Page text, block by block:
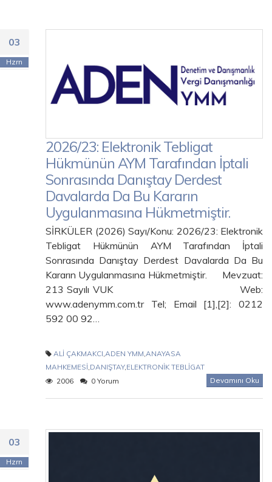
03
Hzrn
2026/23: Elektronik Tebligat
Hükmünün AYM Tarafından İptali
Sonrasında Danıştay Derdest
Davalarda Da Bu Kararın
Uygulanmasına Hükmetmiştir.
SİRKÜLER (2026) Sayı/Konu: 2026/23: Elektronik
Tebligat Hükmünün AYM Tarafından İptali
Sonrasında Danıştay Derdest Davalarda Da Bu
Kararın Uygulanmasına Hükmetmiştir. Mevzuat:
213 Sayılı VUK Web:
www.adenymm.com.tr Tel; Email [1],[2]: 0212
592 00 92…
ALİ ÇAKMAKCI,ADEN YMM,ANAYASA
MAHKEMESİ,DANIŞTAY,ELEKTRONİK TEBLİGAT
2006
0 Yorum Devamını Oku
03
Hzrn